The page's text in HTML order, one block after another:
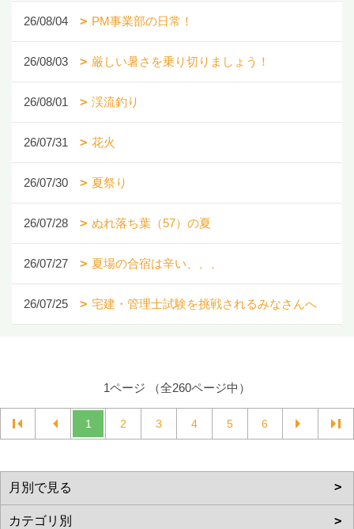
26/08/04 PM事業部の日常！
26/08/03 厳しい暑さを乗り切りましょう！
26/08/01 渓流釣り
26/07/31 花火
26/07/30 夏祭り
26/07/28 ぬれ落ち葉（57）の夏
26/07/27 夏場の合宿は辛い、、、
26/07/25 宅建・管理士試験を挑戦されるみなさんへ
1ページ （全260ページ中）
1 2 3 4 5 6